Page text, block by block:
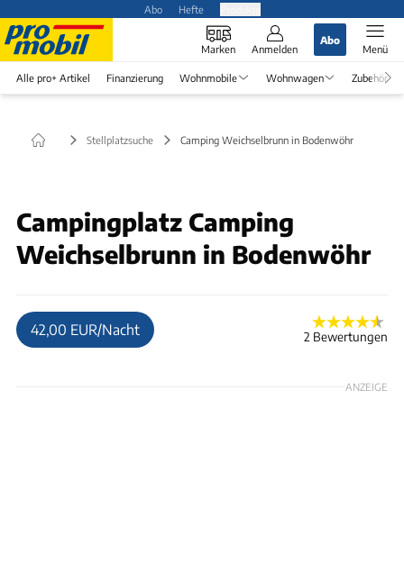
Abo Hefte
Marken Anmelden
Abo
Menü
Alle pro+ Artikel Finanzierung Wohnmobile Wohnwagen Zubehör
Stellplatzsuche Camping Weichselbrunn in Bodenwöhr
Campingplatz Camping
Weichselbrunn in Bodenwöhr
42,00 EUR/Nacht 2 Bewertungen
ANZEIGE